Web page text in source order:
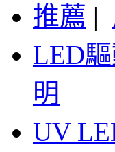
推薦 |
LED
明
UV